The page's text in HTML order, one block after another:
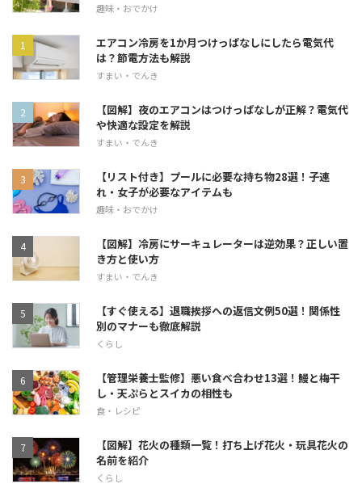
趣味・おでかけ
エアコン冷房を1か月つけっぱなしにしたら電気代
は？節電方法も解説
すまい・でんき
【図解】夜のエアコンはつけっぱなしが正解？電気代
や快適な設定を解説
すまい・でんき
【リスト付き】プールに必要な持ち物28選！子連
れ・女子が必要なアイテムも
趣味・おでかけ
【図解】冷房にサーキュレーターは逆効果？正しい置
き方と使い方
すまい・でんき
【すぐ使える】退職挨拶への返信文例50選！関係性
別のマナーも徹底解説
くらし
【管理栄養士監修】悪い食べ合わせ13選！鰻と梅干
し・天ぷらとスイカの相性も
食・レシピ
【図解】花火の種類一覧！打ち上げ花火・玩具花火の
名前を紹介
くらし